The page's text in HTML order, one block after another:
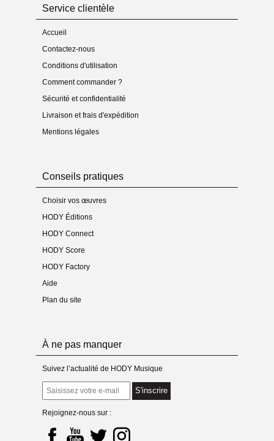
Service clientèle
Accueil
Contactez-nous
Conditions d'utilisation
Comment commander ?
Sécurité et confidentialité
Livraison et frais d'expédition
Mentions légales
Conseils pratiques
Choisir vos œuvres
HODY Éditions
HODY Connect
HODY Score
HODY Factory
Aide
Plan du site
À ne pas manquer
Suivez l’actualité de HODY Musique
S'inscrire
Rejoignez-nous sur :